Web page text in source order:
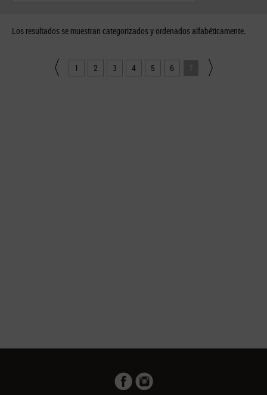
Los resultados se muestran categorizados y ordenados alfabéticamente.
1 2 3 4 5 6 7